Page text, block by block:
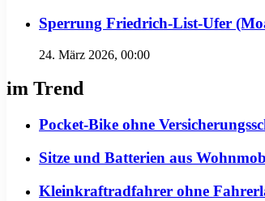
Sperrung Friedrich-List-Ufer
24. März 2026, 00:00
im Trend
Pocket-Bike ohne
Sitze und Batterien aus
Kleinkraftradfahrer ohne